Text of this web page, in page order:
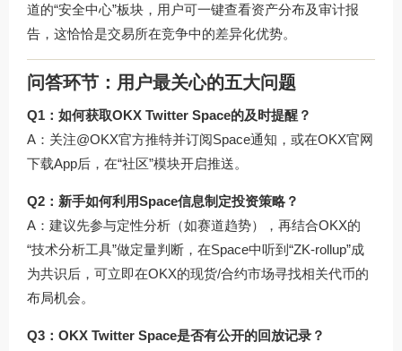
道的“安全中心”板块，用户可一键查看资产分布及审计报
告，这恰恰是交易所在竞争中的差异化优势。
问答环节：用户最关心的五大问题
Q1：如何获取OKX Twitter Space的及时提醒？
A：关注@OKX官方推特并订阅Space通知，或在OKX官网
下载App后，在“社区”模块开启推送。
Q2：新手如何利用Space信息制定投资策略？
A：建议先参与定性分析（如赛道趋势），再结合OKX的
“技术分析工具”做定量判断，在Space中听到“ZK-rollup”成
为共识后，可立即在OKX的现货/合约市场寻找相关代币的
布局机会。
Q3：OKX Twitter Space是否有公开的回放记录？